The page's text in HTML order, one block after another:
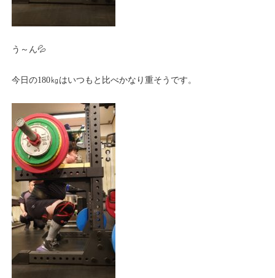
う～ん💦
今日の180㎏はいつもと比べかなり重そうです。